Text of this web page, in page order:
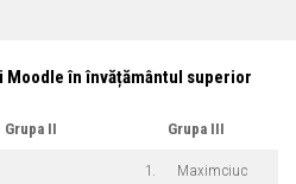
în învățământul superior
Grupa II Grupa III
1. Maximciuc